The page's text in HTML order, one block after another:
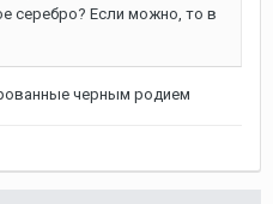
серебро? Если можно, то в
черным родием